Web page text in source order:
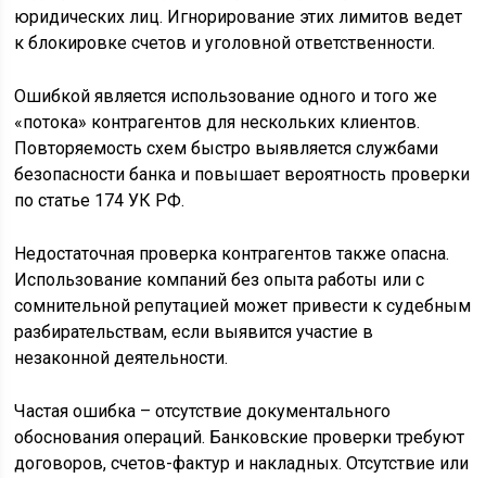
Ошибкой является использование одного и того же
«потока» контрагентов для нескольких клиентов.
Повторяемость схем быстро выявляется службами
безопасности банка и повышает вероятность проверки
по статье 174 УК РФ.
Недостаточная проверка контрагентов также опасна.
Использование компаний без опыта работы или с
сомнительной репутацией может привести к судебным
разбирательствам, если выявится участие в
незаконной деятельности.
Частая ошибка – отсутствие документального
обоснования операций. Банковские проверки требуют
договоров, счетов-фактур и накладных. Отсутствие или